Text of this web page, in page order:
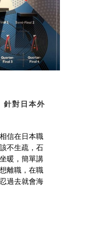
針對日本外
信在日本職
不生疏，石
暖，簡單講
離職，在職
過去就會海